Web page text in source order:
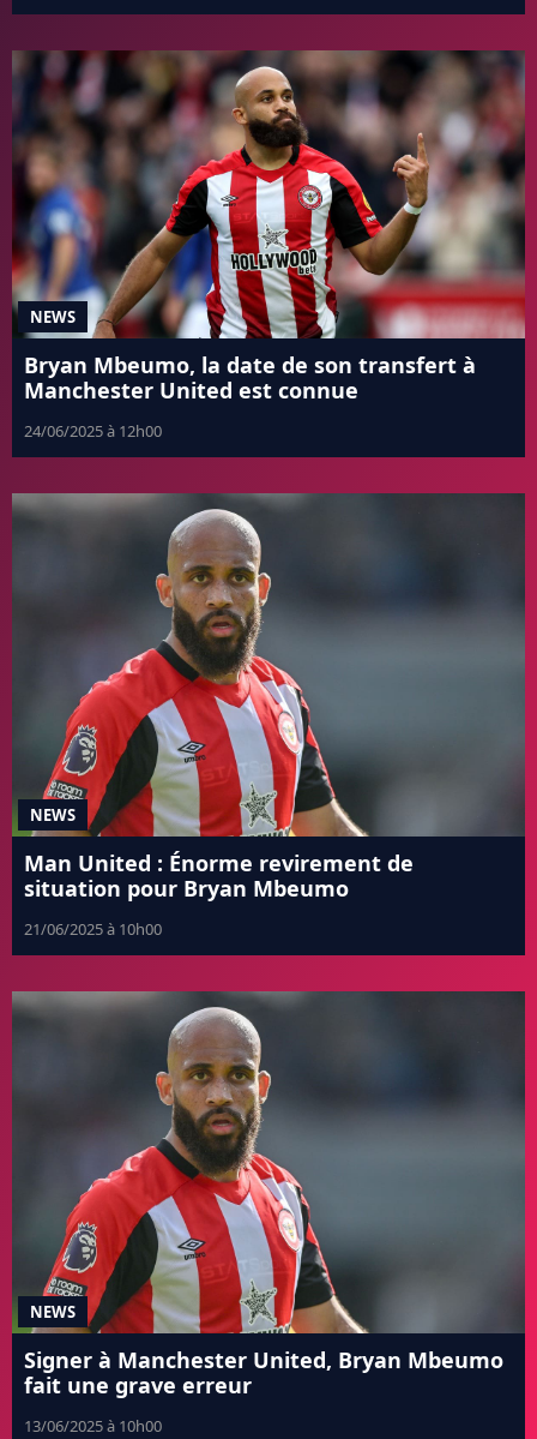
NEWS
Bryan Mbeumo, la date de son transfert à
Manchester United est connue
24/06/2025 à 12h00
NEWS
Man United : Énorme revirement de
situation pour Bryan Mbeumo
21/06/2025 à 10h00
NEWS
Signer à Manchester United, Bryan Mbeumo
fait une grave erreur
13/06/2025 à 10h00